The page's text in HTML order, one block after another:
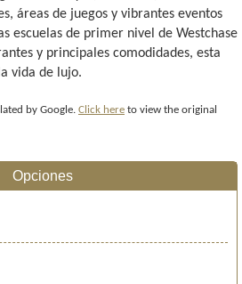
áreas de juegos y vibrantes eventos
escuelas de primer nivel de Westchase
y principales comodidades, esta
vida de lujo.
by Google. Click here to view the original
Opciones